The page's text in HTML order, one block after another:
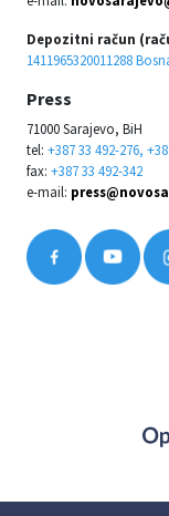
Depozitni račun
1411965320011288
Press
71000 Sarajevo, BiH
tel: +387 33 492-276,
fax: +387 33 492-342
e-mail: